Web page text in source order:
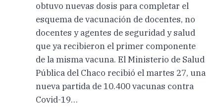
obtuvo nuevas dosis para completar el
esquema de vacunación de docentes, no
docentes y agentes de seguridad y salud
que ya recibieron el primer componente
de la misma vacuna. El Ministerio de Salud
Pública del Chaco recibió el martes 27, una
nueva partida de 10.400 vacunas contra
Covid-19…